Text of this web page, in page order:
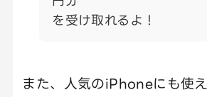
を受け取れるよ！
また、人気のiPhoneにも使